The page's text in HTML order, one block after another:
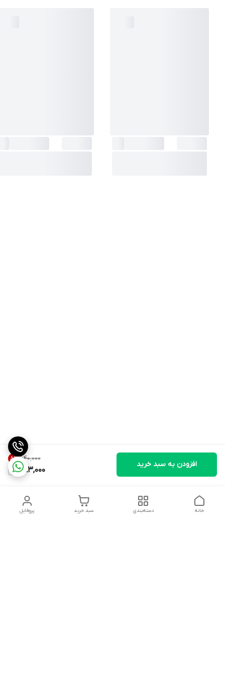
۶۴۰٬۰۰۰ 8%
583,000
افزودن به سبد خرید
پروفایل سبد خرید دسته‌بندی خانه